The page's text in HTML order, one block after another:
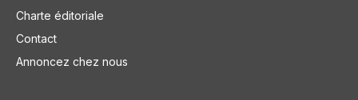
Charte éditoriale
Contact
Annoncez chez nous